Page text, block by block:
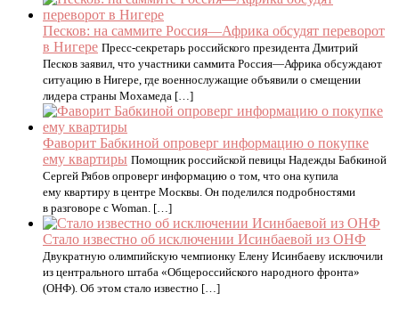
Песков: на саммите Россия—Африка обсудят переворот
в Нигере Пресс-секретарь российского президента Дмитрий
Песков заявил, что участники саммита Россия—Африка обсуждают
ситуацию в Нигере, где военнослужащие объявили о смещении
лидера страны Мохамеда […]
Фаворит Бабкиной опроверг информацию о покупке
ему квартиры Помощник российской певицы Надежды Бабкиной
Сергей Рябов опроверг информацию о том, что она купила
ему квартиру в центре Москвы. Он поделился подробностями
в разговоре с Woman. […]
Стало известно об исключении Исинбаевой из ОНФ
Двукратную олимпийскую чемпионку Елену Исинбаеву исключили
из центрального штаба «Общероссийского народного фронта»
(ОНФ). Об этом стало известно […]